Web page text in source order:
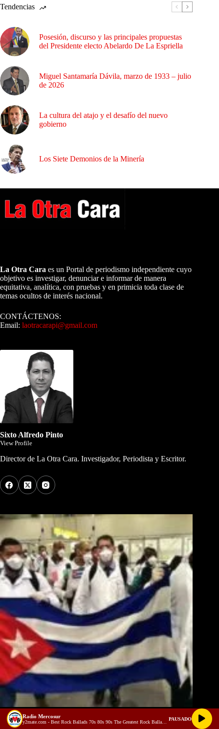
Tendencias
Posesión, discurso y las principales propuestas
del Presidente electo Abelardo De La Espriella
Miguel Santamaría Dávila, marzo de 1933 – julio
de 2026
La cultura del atajo y el desafío del nuevo
gobierno
Los Siete Demonios de la Minería
La Otra Cara es un Portal de periodismo independiente cuyo
objetivo es investigar, denunciar e informar de manera
equitativa, analítica, con pruebas y en primicia toda clase de
temas ocultos de interés nacional.
CONTÁCTENOS:
Email: laotracarapi@gmail.com
Sixto Alfredo Pinto
View Profile
Director de La Otra Cara. Investigador, Periodista y Escritor.
Carta de un Cubano al Alcalde de Medellín contando la verdad sobre
los médicos de su país
Radio Mercosur
y2mate.com - Best Rock Ballads 70s 80s 90s The Greatest Rock Ballads Of All Time
PAUSADO